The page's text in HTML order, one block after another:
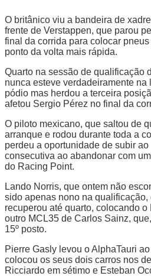
O britânico viu a bandeira de
frente de Verstappen, que parou
final da corrida para colocar
ponto da volta mais rápida.
Quarto na sessão de qualificação
nunca esteve verdadeiramente
pódio mas herdou a terceira
afetou Sergio Pérez no final da
O piloto mexicano, que saltou de
arranque e rodou durante toda a
perdeu a oportunidade de subir
consecutiva ao abandonar com
do Racing Point.
Lando Norris, que ontem não
sido apenas nono na
recuperou até quarto, colocando o
outro MCL35 de Carlos Sainz,
15º posto.
Pierre Gasly levou o AlphaTauri
colocou os seus dois carros nos
Ricciardo em sétimo e Esteban